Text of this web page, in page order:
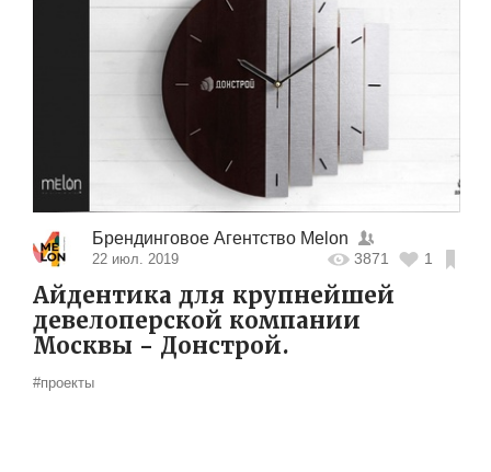
Брендинговое Агентство Melon
22 июл. 2019 3871 1
Айдентика для крупнейшей
девелоперской компании
Москвы - Донстрой.
#проекты